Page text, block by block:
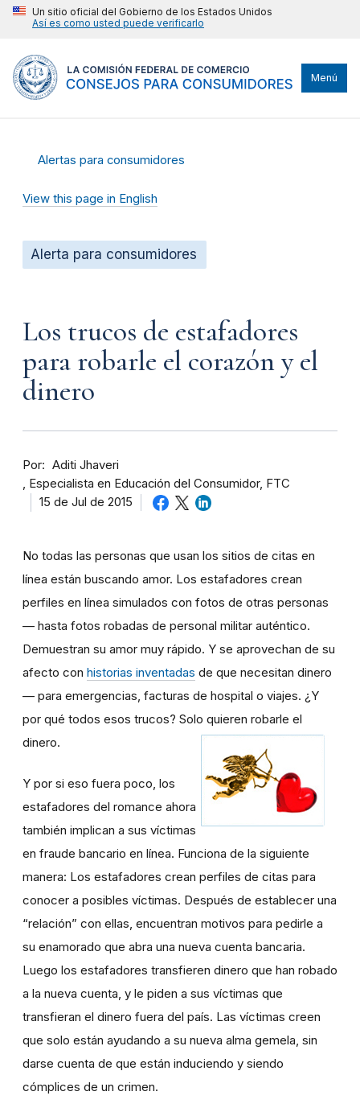
Un sitio oficial del Gobierno de los Estados Unidos
Así es como usted puede verificarlo
Menú
Alertas para consumidores
View this page in English
Alerta para consumidores
Los trucos de estafadores
para robarle el corazón y el
dinero
Por
Aditi Jhaveri
Especialista en Educación del Consumidor, FTC
15 de Jul de 2015
No todas las personas que usan los sitios de citas en
línea están buscando amor. Los estafadores crean
perfiles en línea simulados con fotos de otras personas
— hasta fotos robadas de personal militar auténtico.
Demuestran su amor muy rápido. Y se aprovechan de su
afecto con historias inventadas de que necesitan dinero
— para emergencias, facturas de hospital o viajes. ¿Y
por qué todos esos trucos? Solo quieren robarle el
dinero.
Y por si eso fuera poco, los
estafadores del romance ahora
también implican a sus víctimas
en fraude bancario en línea. Funciona de la siguiente
manera: Los estafadores crean perfiles de citas para
conocer a posibles víctimas. Después de establecer una
“relación” con ellas, encuentran motivos para pedirle a
su enamorado que abra una nueva cuenta bancaria.
Luego los estafadores transfieren dinero que han robado
a la nueva cuenta, y le piden a sus víctimas que
transfieran el dinero fuera del país. Las víctimas creen
que solo están ayudando a su nueva alma gemela, sin
darse cuenta de que están induciendo y siendo
cómplices de un crimen.